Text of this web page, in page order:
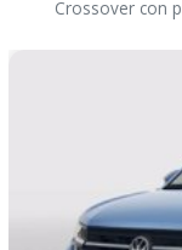
Crossover con